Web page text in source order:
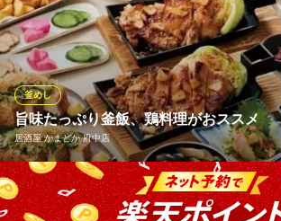
梅の花では、名物の豆腐と湯葉をベースに、季
た懐石コースをご用意しています。華やかな見
材の豊かな香り…四季折々の情緒を五感を使
ます。接待や宴会などのビジネスシーンから
のお集まり、同窓会など大人数でのお集りな
だけます。
梅の花 府中店
豆腐と湯葉と懐石料理
京王線府中駅 徒歩2分
東京都府中市宮町1-100 ル・シーニュ3F
旨味たっぷり釜飯、鶏料理がおススメ
居酒屋 かまどか 府中店
釜めし
かまどかでは手間暇惜しまず仕込んだ旨味た
め、出しのきいた出汁巻き玉子、外はカリッ